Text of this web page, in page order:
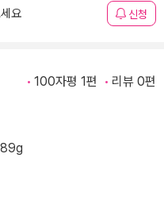
요 신청
100자평 1편 리뷰 0편